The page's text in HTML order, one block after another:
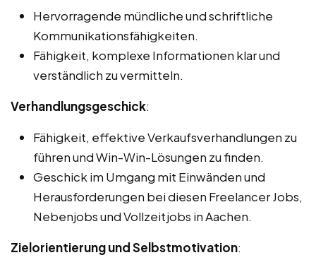
Hervorragende mündliche und schriftliche
Kommunikationsfähigkeiten.
Fähigkeit, komplexe Informationen klar und
verständlich zu vermitteln.
Verhandlungsgeschick:
Fähigkeit, effektive Verkaufsverhandlungen zu
führen und Win-Win-Lösungen zu finden.
Geschick im Umgang mit Einwänden und
Herausforderungen bei diesen Freelancer Jobs,
Nebenjobs und Vollzeitjobs in Aachen.
Zielorientierung und Selbstmotivation: